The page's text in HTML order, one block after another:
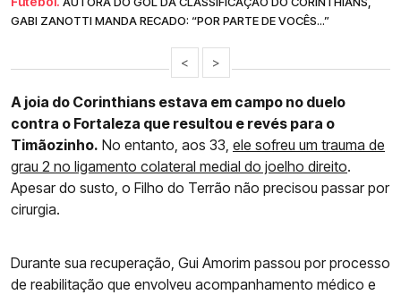
GABI ZANOTTI MANDA RECADO: “POR PARTE DE VOCÊS...”
< >
A joia do Corinthians estava em campo no duelo
contra o Fortaleza que resultou e revés para o
Timãozinho. No entanto, aos 33, ele sofreu um trauma de
grau 2 no ligamento colateral medial do joelho direito.
Apesar do susto, o Filho do Terrão não precisou passar por
cirurgia.
Durante sua recuperação, Gui Amorim passou por processo
de reabilitação que envolveu acompanhamento médico e